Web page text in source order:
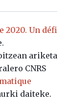
2020. Un défi
ariketa
CNRS
daiteke.